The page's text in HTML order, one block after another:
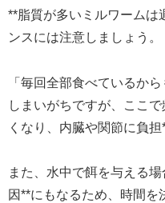
**脂質が多いミルワームは
ンスには注意しましょう。
「毎回全部食べているか
しまいがちですが、ここ
くなり、内臓や関節に負担
また、水中で餌を与える
因**にもなるため、時間を